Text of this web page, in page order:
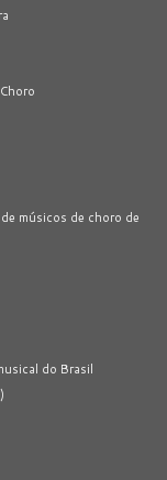
músicos de choro de
do Brasil